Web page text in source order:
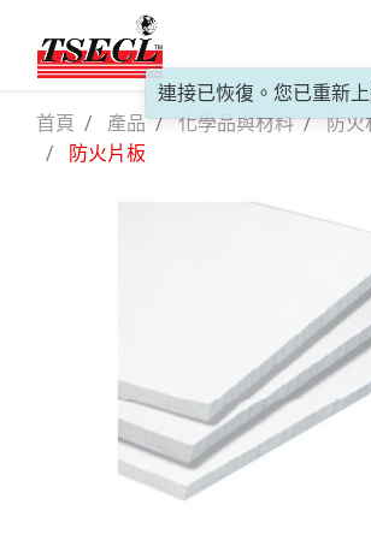
首頁 產品 化學品與材料
防火
防火片板
連接已恢復。您已重新上